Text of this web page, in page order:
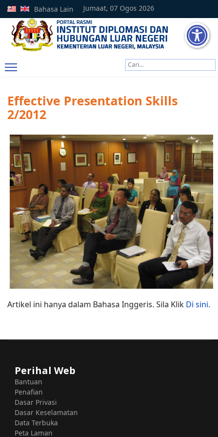
Jumaat, 07 Ogos 2026
Bahasa Lain
Effective Presentation Skills
2/2012
Artikel ini hanya dalam Bahasa Inggeris. Sila Klik Di sini.
Perihal Web
Bantuan
Penafian
Dasar Privasi
Dasar Keselamatan
Data Terbuka
Peta Laman